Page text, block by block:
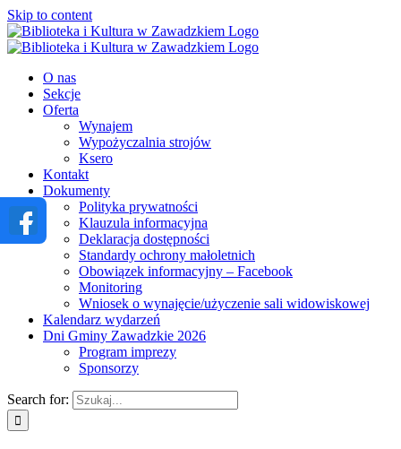
Skip to content
O nas
Sekcje
Oferta
Wynajem
Wypożyczalnia strojów
Ksero
Kontakt
Dokumenty
Polityka prywatności
Klauzula informacyjna
Deklaracja dostępności
Standardy ochrony małoletnich
Obowiązek informacyjny – Facebook
Monitoring
Wniosek o wynajęcie/użyczenie sali widowiskowej
Kalendarz wydarzeń
Dni Gminy Zawadzkie 2026
Program imprezy
Sponsorzy
Search for: